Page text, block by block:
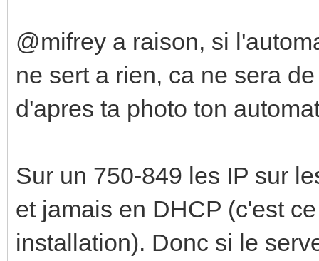
@mifrey a raison, si
ne sert a rien, ca ne sera
d'apres ta photo ton
Sur un 750-849 les IP sur
et jamais en DHCP (c'est
installation). Donc si le